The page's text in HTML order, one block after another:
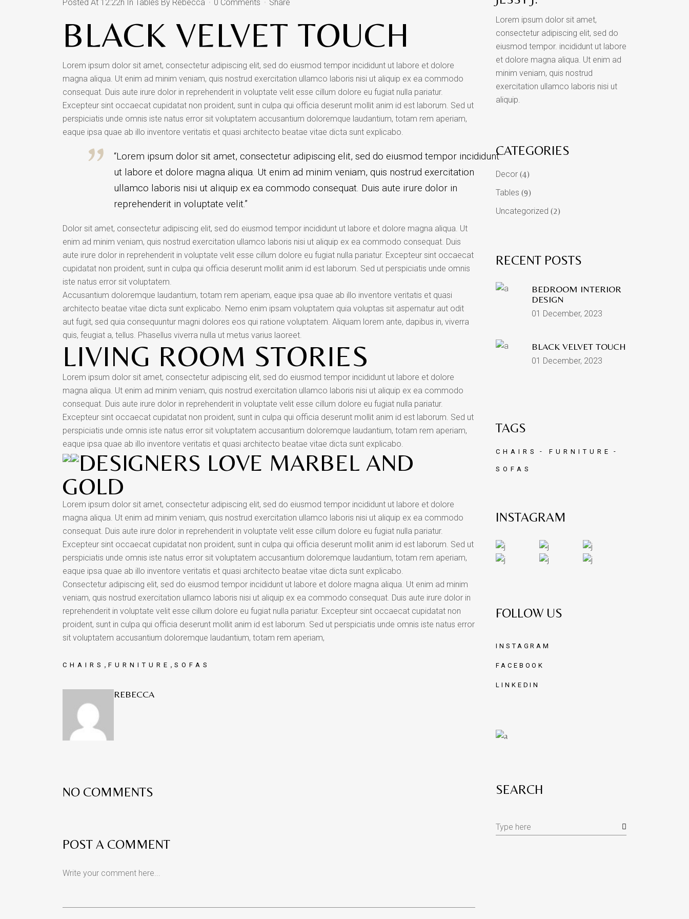
BLACK VELVET TOUCH
Posted At 12:22h In Tables By Rebecca 0 Comments Share
Lorem ipsum dolor sit amet, consectetur adipiscing elit, sed do eiusmod tempor incididunt ut labore et dolore
magna aliqua. Ut enim ad minim veniam, quis nostrud exercitation ullamco laboris nisi ut aliquip ex ea commodo
consequat. Duis aute irure dolor in reprehenderit in voluptate velit esse cillum dolore eu fugiat nulla pariatur.
Excepteur sint occaecat cupidatat non proident, sunt in culpa qui officia deserunt mollit anim id est laborum. Sed ut
perspiciatis unde omnis iste natus error sit voluptatem accusantium doloremque laudantium, totam rem aperiam,
eaque ipsa quae ab illo inventore veritatis et quasi architecto beatae vitae dicta sunt explicabo.
“Lorem ipsum dolor sit amet, consectetur adipiscing elit, sed do eiusmod tempor incididunt
ut labore et dolore magna aliqua. Ut enim ad minim veniam, quis nostrud exercitation
ullamco laboris nisi ut aliquip ex ea commodo consequat. Duis aute irure dolor in
reprehenderit in voluptate velit.”
Dolor sit amet, consectetur adipiscing elit, sed do eiusmod tempor incididunt ut labore et dolore magna aliqua. Ut
enim ad minim veniam, quis nostrud exercitation ullamco laboris nisi ut aliquip ex ea commodo consequat. Duis
aute irure dolor in reprehenderit in voluptate velit esse cillum dolore eu fugiat nulla pariatur. Excepteur sint occaecat
cupidatat non proident, sunt in culpa qui officia deserunt mollit anim id est laborum. Sed ut perspiciatis unde omnis
iste natus error sit voluptatem.
Accusantium doloremque laudantium, totam rem aperiam, eaque ipsa quae ab illo inventore veritatis et quasi
architecto beatae vitae dicta sunt explicabo. Nemo enim ipsam voluptatem quia voluptas sit aspernatur aut odit
aut fugit, sed quia consequuntur magni dolores eos qui ratione voluptatem. Aliquam lorem ante, dapibus in, viverra
quis, feugiat a, tellus. Phasellus viverra nulla ut metus varius laoreet.
LIVING ROOM STORIES
Lorem ipsum dolor sit amet, consectetur adipiscing elit, sed do eiusmod tempor incididunt ut labore et dolore
magna aliqua. Ut enim ad minim veniam, quis nostrud exercitation ullamco laboris nisi ut aliquip ex ea commodo
consequat. Duis aute irure dolor in reprehenderit in voluptate velit esse cillum dolore eu fugiat nulla pariatur.
Excepteur sint occaecat cupidatat non proident, sunt in culpa qui officia deserunt mollit anim id est laborum. Sed ut
perspiciatis unde omnis iste natus error sit voluptatem accusantium doloremque laudantium, totam rem aperiam,
eaque ipsa quae ab illo inventore veritatis et quasi architecto beatae vitae dicta sunt explicabo.
DESIGNERS LOVE MARBEL AND
GOLD
Lorem ipsum dolor sit amet, consectetur adipiscing elit, sed do eiusmod tempor incididunt ut labore et dolore
magna aliqua. Ut enim ad minim veniam, quis nostrud exercitation ullamco laboris nisi ut aliquip ex ea commodo
consequat. Duis aute irure dolor in reprehenderit in voluptate velit esse cillum dolore eu fugiat nulla pariatur.
Excepteur sint occaecat cupidatat non proident, sunt in culpa qui officia deserunt mollit anim id est laborum. Sed ut
perspiciatis unde omnis iste natus error sit voluptatem accusantium doloremque laudantium, totam rem aperiam,
eaque ipsa quae ab illo inventore veritatis et quasi architecto beatae vitae dicta sunt explicabo.
Consectetur adipiscing elit, sed do eiusmod tempor incididunt ut labore et dolore magna aliqua. Ut enim ad minim
veniam, quis nostrud exercitation ullamco laboris nisi ut aliquip ex ea commodo consequat. Duis aute irure dolor in
reprehenderit in voluptate velit esse cillum dolore eu fugiat nulla pariatur. Excepteur sint occaecat cupidatat non
proident, sunt in culpa qui officia deserunt mollit anim id est laborum. Sed ut perspiciatis unde omnis iste natus error
sit voluptatem accusantium doloremque laudantium, totam rem aperiam,
CHAIRS , FURNITURE , SOFAS
REBECCA
NO COMMENTS
POST A COMMENT
Lorem ipsum dolor sit amet,
consectetur adipiscing elit, sed do
eiusmod tempor. incididunt ut labore
et dolore magna aliqua. Ut enim ad
minim veniam, quis nostrud
exercitation ullamco laboris nisi ut
aliquip.
CATEGORIES
Decor (4)
Tables (9)
Uncategorized (2)
RECENT POSTS
BEDROOM INTERIOR
DESIGN
01 December, 2023
BLACK VELVET TOUCH
01 December, 2023
TAGS
CHAIRS FURNITURE
SOFAS
INSTAGRAM
FOLLOW US
INSTAGRAM
FACEBOOK
LINKEDIN
SEARCH